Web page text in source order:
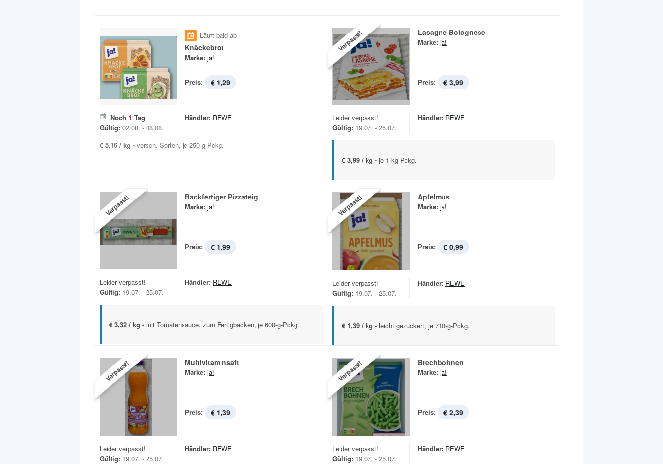
Läuft bald ab
Knäckebrot
Marke: ja!
Preis: € 1,29
Noch 1 Tag
Gültig: 02.08. - 08.08.
Händler: REWE
€ 5,16 / kg - versch. Sorten, je 250-g-Pckg.
Verpasst! Lasagne Bolognese
Marke: ja!
Preis: € 3,99
Leider verpasst!
Gültig: 19.07. - 25.07.
Händler: REWE
€ 3,99 / kg - je 1-kg-Pckg.
Verpasst! Backfertiger Pizzateig
Marke: ja!
Preis: € 1,99
Leider verpasst!
Gültig: 19.07. - 25.07.
Händler: REWE
€ 3,32 / kg - mit Tomatensauce, zum Fertigbacken, je 600-g-Pckg.
Verpasst! Apfelmus
Marke: ja!
Preis: € 0,99
Leider verpasst!
Gültig: 19.07. - 25.07.
Händler: REWE
€ 1,39 / kg - leicht gezuckert, je 710-g-Pckg.
Verpasst! Multivitaminsaft
Marke: ja!
Preis: € 1,39
Leider verpasst!
Gültig: 19.07. - 25.07.
Händler: REWE
Verpasst! Brechbohnen
Marke: ja!
Preis: € 2,39
Leider verpasst!
Gültig: 19.07. - 25.07.
Händler: REWE